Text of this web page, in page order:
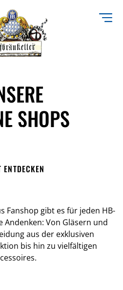
SHOPS
ENTDECKEN
Fanshop gibt es für jeden HB-
Andenken: Von Gläsern und
aus der exklusiven
bis hin zu vielfältigen